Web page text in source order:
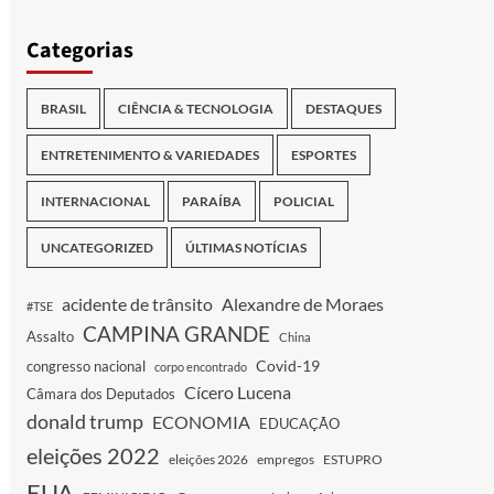
Categorias
BRASIL CIÊNCIA & TECNOLOGIA DESTAQUES
ENTRETENIMENTO & VARIEDADES ESPORTES
INTERNACIONAL PARAÍBA POLICIAL
UNCATEGORIZED ÚLTIMAS NOTÍCIAS
#TSE acidente de trânsito Alexandre de Moraes
Assalto CAMPINA GRANDE China
congresso nacional corpo encontrado Covid-19
Câmara dos Deputados Cícero Lucena
donald trump ECONOMIA EDUCAÇÃO
eleições 2022 eleições 2026 empregos ESTUPRO